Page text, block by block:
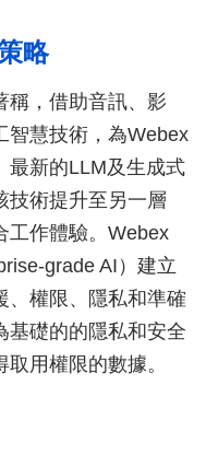
略
稱，借助音訊、影
智慧技術，為Webex
最新的LLM及生成式
技術提升至另一層
工作體驗。Webex
grade AI）建立
、權限、隱私和準確
基礎的的隱私和安全
用權限的數據。